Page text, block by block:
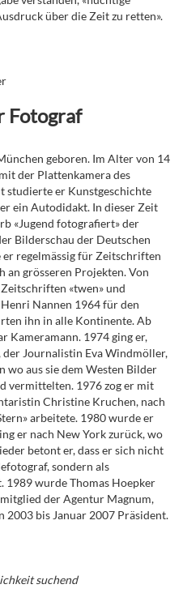
über die Zeit zu retten».
Fotograf
geboren. Im Alter von 14
der Plattenkamera des
studierte er Kunstgeschichte
ein Autodidakt. In dieser Zeit
«Jugend fotografiert» der
Bilderschau der Deutschen
regelmässig für Zeitschriften
an grösseren Projekten. Von
«twen» und
Nannen 1964 für den
ihn in alle Kontinente. Ab
Kameramann. 1974 ging er,
der Journalistin Eva Windmöller,
wo aus sie dem Westen Bilder
vermittelten. 1976 zog er mit
Christine Kruchen, nach
arbeitete. 1980 wurde er
er nach New York zurück, wo
betont er, dass er sich nicht
sondern als
wurde Thomas Hoepker
der Agentur Magnum,
2003 bis Januar 2007 Präsident.
suchend